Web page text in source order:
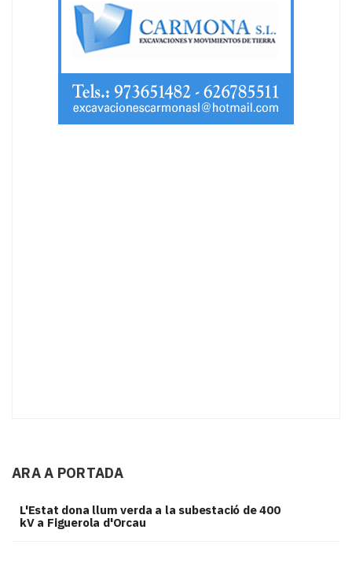
ARA A PORTADA
L'Estat dona llum verda a la subestació de 400
kV a Figuerola d'Orcau